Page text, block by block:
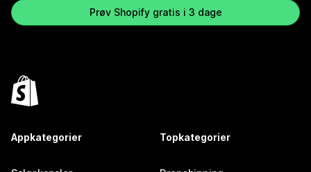
Prøv Shopify gratis i 3 dage
Appkategorier Topkategorier